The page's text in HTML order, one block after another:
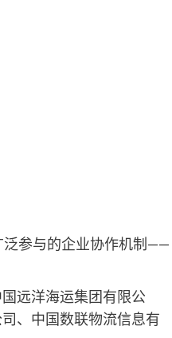
泛参与的企业协作机制——
远洋海运集团有限公
、中国数联物流信息有